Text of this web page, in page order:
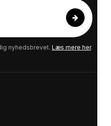
nyhedsbrevet. Læs mere her.